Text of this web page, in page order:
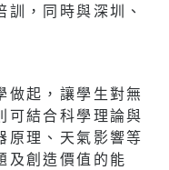
，同時與深圳、
做起，讓學生對無
可結合科學理論與
原理、天氣影響等
及創造價值的能